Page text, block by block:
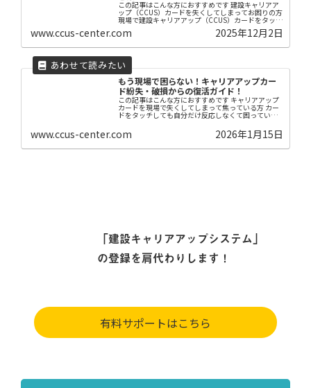
この記事はこんな方におすすめです 建設キャリアア
ップ（CCUS）カードを失くしてしまってお困りの方
現場で建設キャリアアップ（CCUS）カードをタッチ
しても「ピッ」と反応しなくなった方 建設キャリア
アップ（CCUS）カード再発行のやり方がわ...
www.ccus-center.com 2025年12月2日
もう現場で困らない！キャリアアップカー
ド紛失・破損からの復活ガイド！
この記事はこんな方におすすめです キャリアアップ
カードを現場で失くしてしまって焦っている方 カー
ドをタッチしても自分だけ反応しなくて困っている
がわからない方 【はじめに】 こんにちは！建設キ
ャ...
www.ccus-center.com 2026年1月15日
「建設キャリアアップシステム」
の登録を肩代わりします！
有料サポートはこちら